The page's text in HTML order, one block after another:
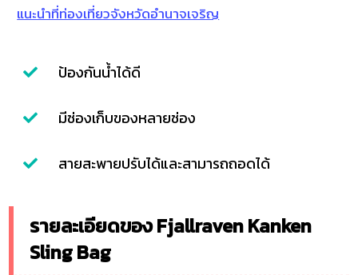
แนะนำที่ท่องเที่ยวจังหวัดอำนาจเจริญ
ป้องกันน้ำได้ดี
มีช่องเก็บของหลายช่อง
สายสะพายปรับได้และสามารถถอดได้
รายละเอียดของ Fjallraven Kanken
Sling Bag